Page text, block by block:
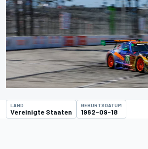
LAND
Vereinigte Staaten
GEBURTSDATUM
1962-09-18